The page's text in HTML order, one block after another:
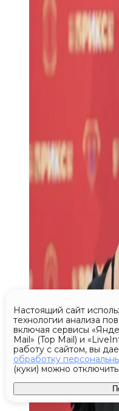
Настоящий сайт
технологии анализа
включая сервисы
Mail» (Top Mail) и
работу с сайтом, вы
обработку
(куки) можно